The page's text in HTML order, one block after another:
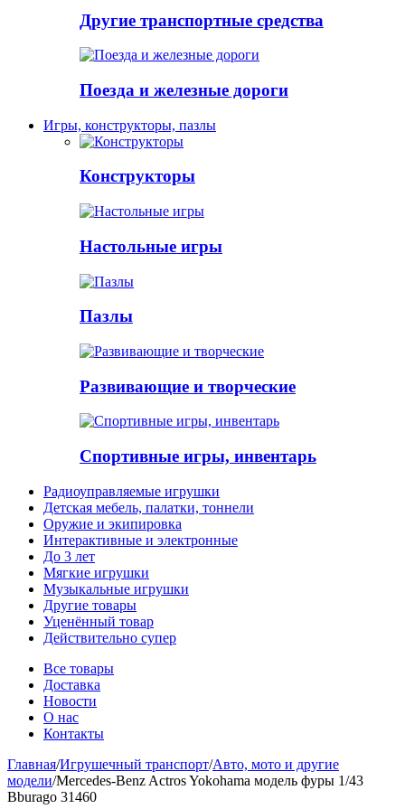
Другие транспортные средства
Поезда и железные дороги
Игры, конструкторы, пазлы
Конструкторы
Настольные игры
Пазлы
Развивающие и творческие
Спортивные игры, инвентарь
Радиоуправляемые игрушки
Детская мебель, палатки, тоннели
Оружие и экипировка
Интерактивные и электронные
До 3 лет
Мягкие игрушки
Музыкальные игрушки
Другие товары
Уценённый товар
Действительно супер
Все товары
Доставка
Новости
О нас
Контакты
Главная/Игрушечный транспорт/Авто, мото и другие
модели/Mercedes-Benz Actros Yokohama модель фуры 1/43
Bburago 31460